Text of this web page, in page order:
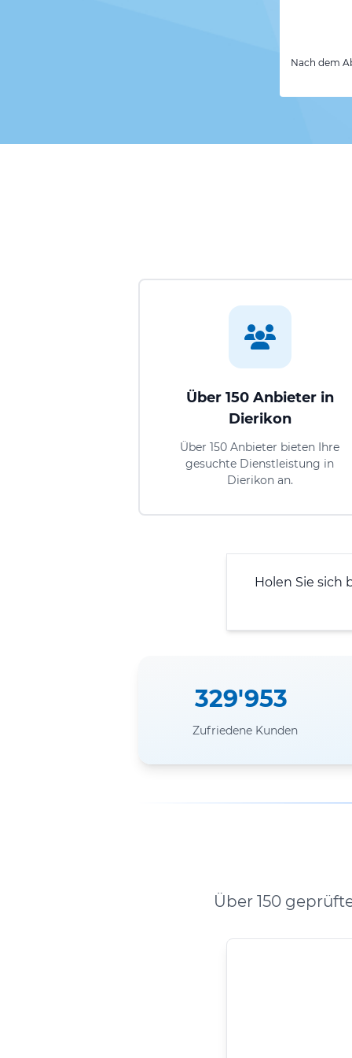
Nach dem
Über 150 Anbieter in
Dierikon
Über 150 Anbieter bieten Ihre
gesuchte Dienstleistung in
Dierikon an.
Holen Sie sich
329'953
Zufriedene Kunden
Über 150